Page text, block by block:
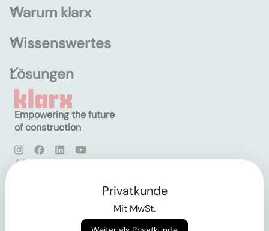
Warum klarx
Wissenswertes
Lösungen
Empowering the future
of construction
AGB
Privatkunde
Mit MwSt.